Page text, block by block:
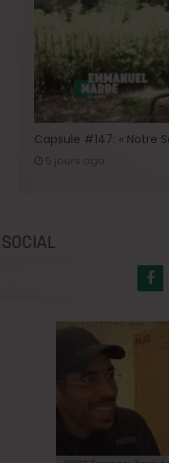
Capsule #147: « Notre
SOCIAL